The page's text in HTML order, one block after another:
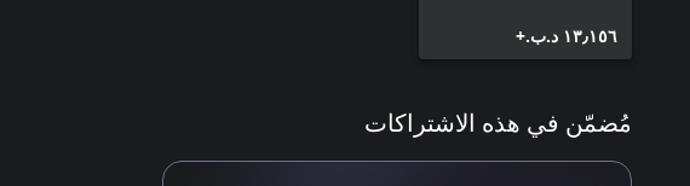
١٣٫١٥٦ د.ب.‏+
مُضمّن في هذه الاشتراكات